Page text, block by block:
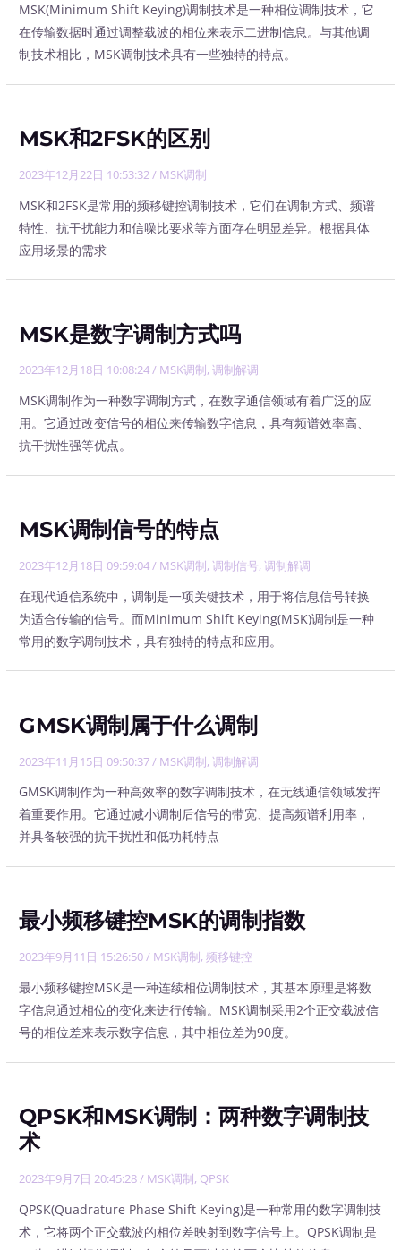
MSK(Minimum Shift Keying)调制技术是一种相位调制技术，它
在传输数据时通过调整载波的相位来表示二进制信息。与其他调
制技术相比，MSK调制技术具有一些独特的特点。
MSK和2FSK的区别
2023年12月22日 10:53:32/ MSK调制
MSK和2FSK是常用的频移键控调制技术，它们在调制方式、频谱
特性、抗干扰能力和信噪比要求等方面存在明显差异。根据具体
应用场景的需求
MSK是数字调制方式吗
2023年12月18日 10:08:24/ MSK调制,调制解调
MSK调制作为一种数字调制方式，在数字通信领域有着广泛的应
用。它通过改变信号的相位来传输数字信息，具有频谱效率高、
抗干扰性强等优点。
MSK调制信号的特点
2023年12月18日 09:59:04/ MSK调制,调制信号,调制解调
在现代通信系统中，调制是一项关键技术，用于将信息信号转换
为适合传输的信号。而Minimum Shift Keying(MSK)调制是一种
常用的数字调制技术，具有独特的特点和应用。
GMSK调制属于什么调制
2023年11月15日 09:50:37/ MSK调制,调制解调
GMSK调制作为一种高效率的数字调制技术，在无线通信领域发挥
着重要作用。它通过减小调制后信号的带宽、提高频谱利用率，
并具备较强的抗干扰性和低功耗特点
最小频移键控MSK的调制指数
2023年9月11日 15:26:50/ MSK调制,频移键控
最小频移键控MSK是一种连续相位调制技术，其基本原理是将数
字信息通过相位的变化来进行传输。MSK调制采用2个正交载波信
号的相位差来表示数字信息，其中相位差为90度。
QPSK和MSK调制：两种数字调制技
术
2023年9月7日 20:45:28/ MSK调制, QPSK
QPSK(Quadrature Phase Shift Keying)是一种常用的数字调制技
术，它将两个正交载波的相位差映射到数字信号上。QPSK调制是